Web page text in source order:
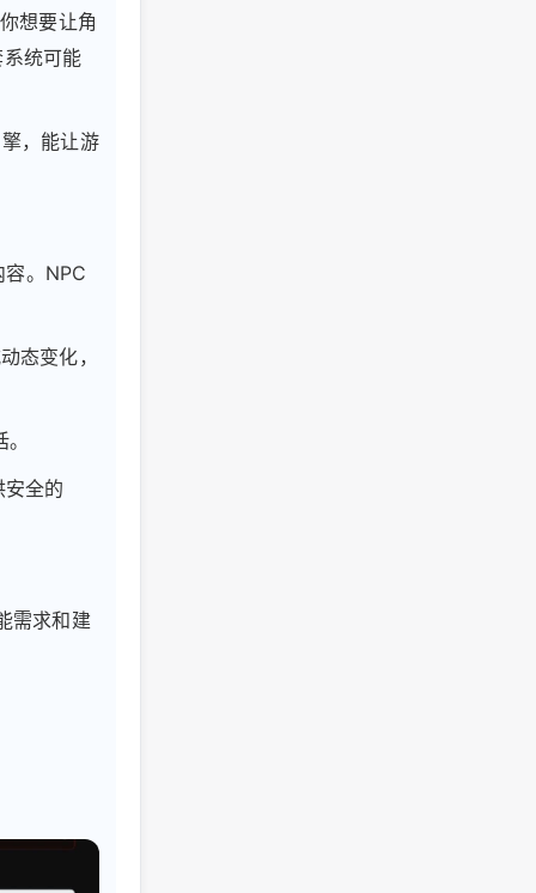
想要让角
统可能
，能让游
。NPC
态变化，
全的
需求和建